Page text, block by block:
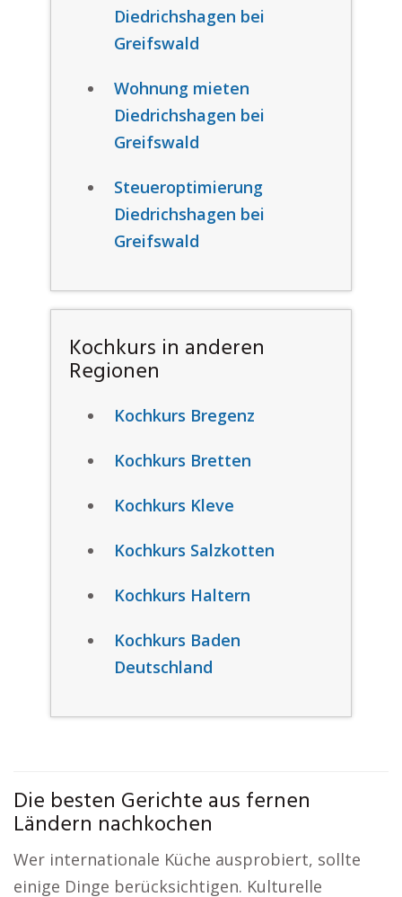
Diedrichshagen bei
Greifswald
Wohnung mieten
Diedrichshagen bei
Greifswald
Steueroptimierung
Diedrichshagen bei
Greifswald
Kochkurs in anderen
Regionen
Kochkurs Bregenz
Kochkurs Bretten
Kochkurs Kleve
Kochkurs Salzkotten
Kochkurs Haltern
Kochkurs Baden
Deutschland
Die besten Gerichte aus fernen
Ländern nachkochen
Wer internationale Küche ausprobiert, sollte
einige Dinge berücksichtigen. Kulturelle